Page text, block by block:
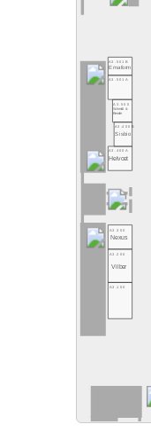
A3.100
A3.200
Vilber
A3.300
Nexus
A3.400A
Helvoet
A3.400B
Sisbio
A3.500
Schmidt &
Bender
A3.501A
A3.501B
Emaform